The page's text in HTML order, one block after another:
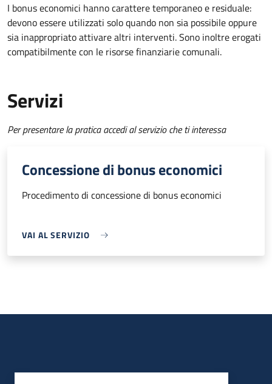
I bonus economici hanno carattere temporaneo e residuale:
devono essere utilizzati solo quando non sia possibile oppure
sia inappropriato attivare altri interventi. Sono inoltre erogati
compatibilmente con le risorse finanziarie comunali.
Servizi
Per presentare la pratica accedi al servizio che ti interessa
Concessione di bonus economici
Procedimento di concessione di bonus economici
VAI AL SERVIZIO